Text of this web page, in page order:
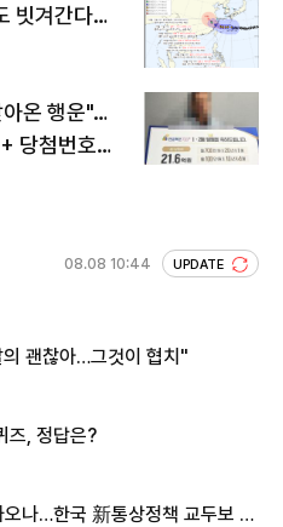
빗겨간다…
아온 행운"…
당첨번호조
08.08 10:44 UPDATE
괜찮아…그것이 협치"
즈, 정답은?
나…한국 新통상정책 교두보 활